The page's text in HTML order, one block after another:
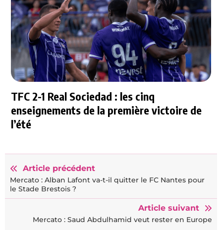
TFC 2-1 Real Sociedad : les cinq
enseignements de la première victoire de
l’été
Article précédent
Mercato : Alban Lafont va-t-il quitter le FC Nantes pour
le Stade Brestois ?
Article suivant
Mercato : Saud Abdulhamid veut rester en Europe